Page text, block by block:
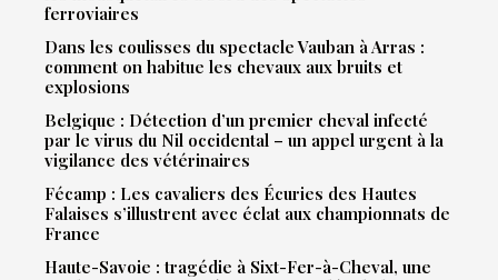
ferroviaires
Dans les coulisses du spectacle Vauban à Arras :
comment on habitue les chevaux aux bruits et
explosions
Belgique : Détection d’un premier cheval infecté
par le virus du Nil occidental – un appel urgent à la
vigilance des vétérinaires
Fécamp : Les cavaliers des Écuries des Hautes
Falaises s’illustrent avec éclat aux championnats de
France
Haute-Savoie : tragédie à Sixt-Fer-à-Cheval, une